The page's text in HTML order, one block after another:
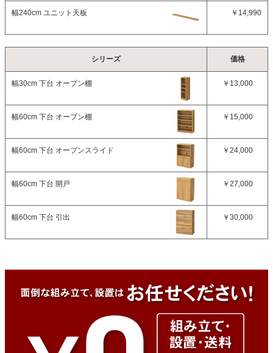
幅240cm ユニット天板 ￥14,990
シリーズ 価格
幅30cm 下台 オープン棚 ￥13,000
幅60cm 下台 オープン棚 ￥15,000
幅60cm 下台 オープンスライド ￥24,000
幅60cm 下台 開戸 ￥27,000
幅60cm 下台 引出 ￥30,000